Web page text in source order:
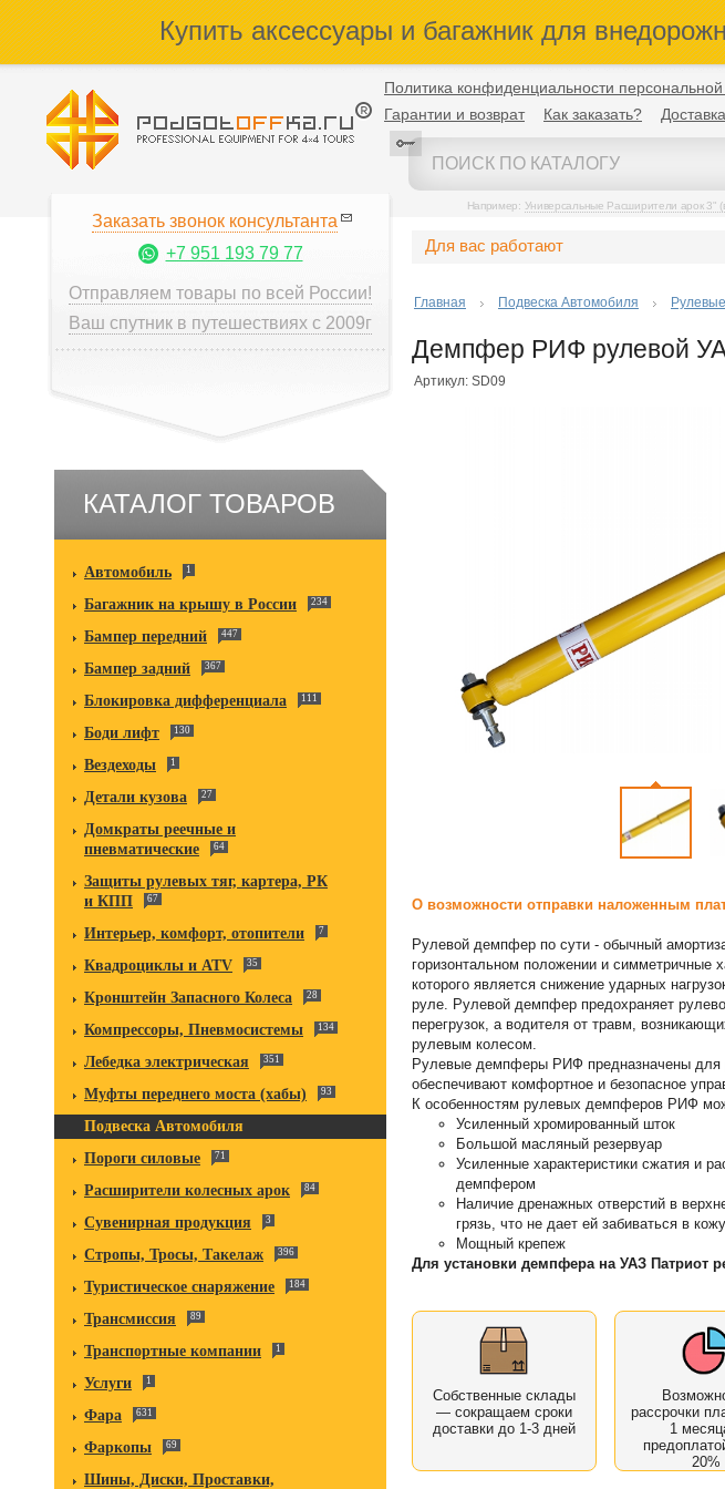
Купить аксессуары и багажник для
Политика конфиденциальности
Гарантии и возврат
Как заказать?
Например: Универсальные Расширители арок 3"
Заказать звонок консультанта
+7 951 193 79 77
Отправляем товары по всей России!
Ваш спутник в путешествиях с 2009г
КАТАЛОГ ТОВАРОВ
Автомобиль 1
Багажник на крышу в России 234
Бампер передний 447
Бампер задний 367
Блокировка дифференциала 111
Боди лифт 130
Вездеходы 1
Детали кузова 27
Домкраты реечные и
пневматические
64
Защиты рулевых тяг, картера, РК
и КПП
67
Интерьер, комфорт, отопители 7
Квадроциклы и ATV 35
Кронштейн Запасного Колеса 28
Компрессоры, Пневмосистемы 134
Лебедка электрическая 351
Муфты переднего моста (хабы) 93
Подвеска Автомобиля
Пороги силовые
71
Расширители колесных арок 84
Сувенирная продукция 3
Стропы, Тросы, Такелаж 396
Туристическое снаряжение 184
Трансмиссия 89
Транспортные компании 1
Услуги 1
Фара 631
Фаркопы 69
Шины, Диски, Проставки,
Для вас работают
Главная Подвеска Автомобиля
Демпфер РИФ рулевой
Артикул: SD09
О возможности отправки наложенным
Рулевой демпфер по сути - обычный
горизонтальном положении и симметричные
которого является снижение ударных
руле. Рулевой демпфер предохраняет
перегрузок, а водителя от травм,
рулевым колесом.
Рулевые демпферы РИФ предназначены для
обеспечивают комфортное и безопасное
К особенностям рулевых демпферов РИФ
Усиленный хромированный шток
Большой масляный резервуар
Усиленные характеристики сжатия и
демпфером
Наличие дренажных отверстий в
грязь, что не дает ей забиваться в
Мощный крепеж
Для установки демпфера на УАЗ Патриот
Собственные склады
— сокращаем сроки
доставки до 1-3 дней
рассрочки
1
20%